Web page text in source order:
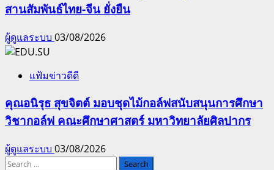
สานสัมพันธ์ไทย-จีน ยั่งยืน
ผู้ดูแลระบบ 03/08/2026
แฟ้มข่าวดีดี
คุณอนิรุธ สุขจิตต์ มอบชุดไม้กอล์ฟสนับสนุนการศึกษา
วิชากอล์ฟ คณะศึกษาศาสตร์ มหาวิทยาลัยศิลปากร
ผู้ดูแลระบบ 03/08/2026
Search